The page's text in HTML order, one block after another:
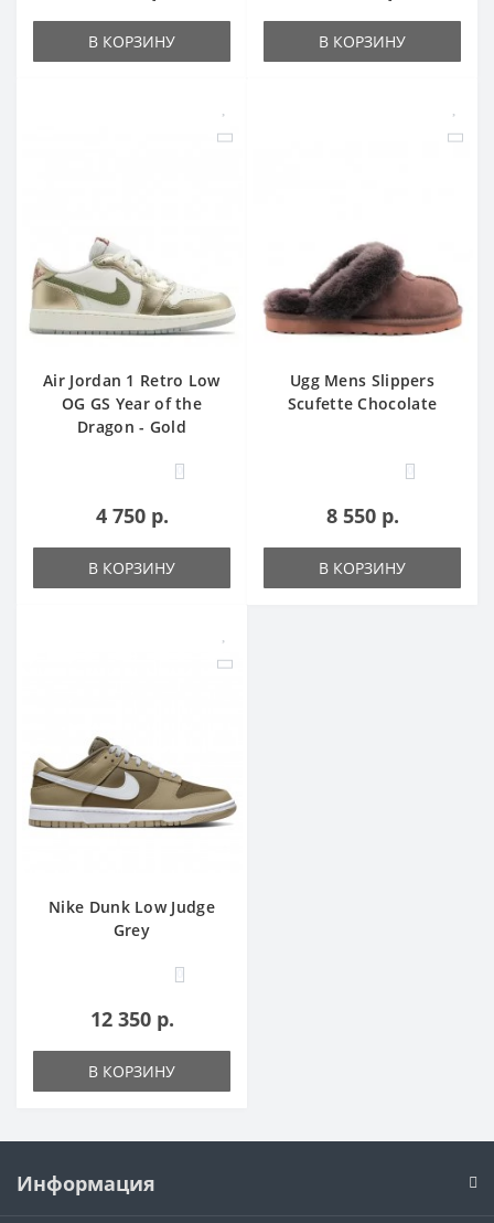
В КОРЗИНУ В КОРЗИНУ
Air Jordan 1 Retro Low
OG GS Year of the
Dragon - Gold
0
4 750 р.
В КОРЗИНУ
Ugg Mens Slippers
Scufette Chocolate
0
8 550 р.
В КОРЗИНУ
Nike Dunk Low Judge
Grey
0
12 350 р.
В КОРЗИНУ
Информация